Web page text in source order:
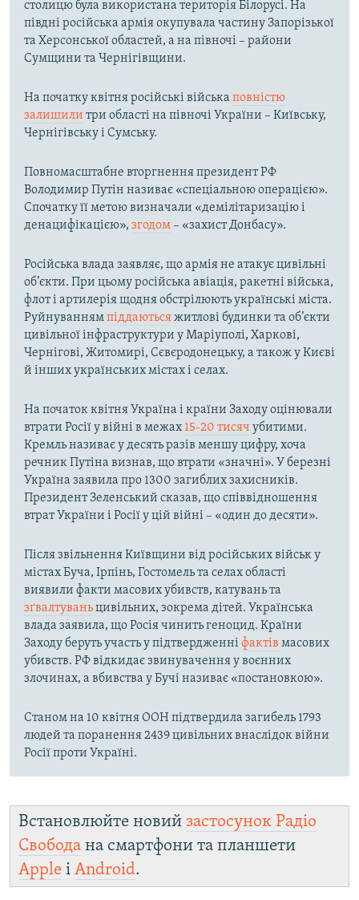
столицю була використана територія Білорусі. На
півдні російська армія окупувала частину Запорізької
та Херсонської областей, а на півночі – райони
Сумщини та Чернігівщини.
На початку квітня російські війська повністю
залишили три області на півночі України – Київську,
Чернігівську і Сумську.
Повномасштабне вторгнення президент РФ
Володимир Путін називає «спеціальною операцією».
Спочатку її метою визначали «демілітаризацію і
денацифікацією», згодом– «захист Донбасу».
Російська влада заявляє, що армія не атакує цивільні
об’єкти. При цьому російська авіація, ракетні війська,
флот і артилерія щодня обстрілюють українські міста.
Руйнуваннямпіддаютьсяжитлові будинки та об’єкти
цивільної інфраструктури у Маріуполі, Харкові,
Чернігові, Житомирі, Сєвєродонецьку, а також у Києві
й інших українських містах і селах.
На початок квітня Україна і країни Заходу оцінювали
втрати Росії у війні в межах 15-20 тисяч убитими.
Кремль називає у десять разів меншу цифру, хоча
речник Путіна визнав, що втрати «значні». У березні
Україна заявила про 1300 загиблих захисників.
Президент Зеленський сказав, що співвідношення
втрат України і Росії у цій війні – «один до десяти».
Після звільнення Київщини від російських військ у
містах Буча, Ірпінь, Гостомель та селах області
виявили факти масових убивств, катувань та
зґвалтуваньцивільних, зокрема дітей. Українська
влада заявила, що Росія чинить геноцид. Країни
Заходу беруть участь у підтвердженні фактів масових
убивств. РФ відкидає звинувачення у воєнних
злочинах, а вбивства у Бучі називає «постановкою».
Станом на 10 квітня ООН підтвердила загибель 1793
людей та поранення 2439 цивільних внаслідок війни
Росії проти Україні.
Встановлюйте новий застосунок Радіо
Свобода на смартфони та планшети
Apple і Android.